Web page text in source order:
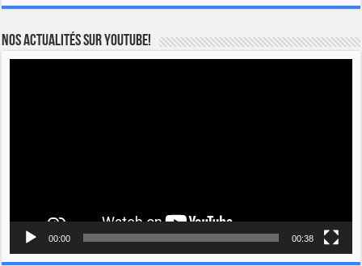
Nos actualités sur YOUTUBE!
00:00 00:38